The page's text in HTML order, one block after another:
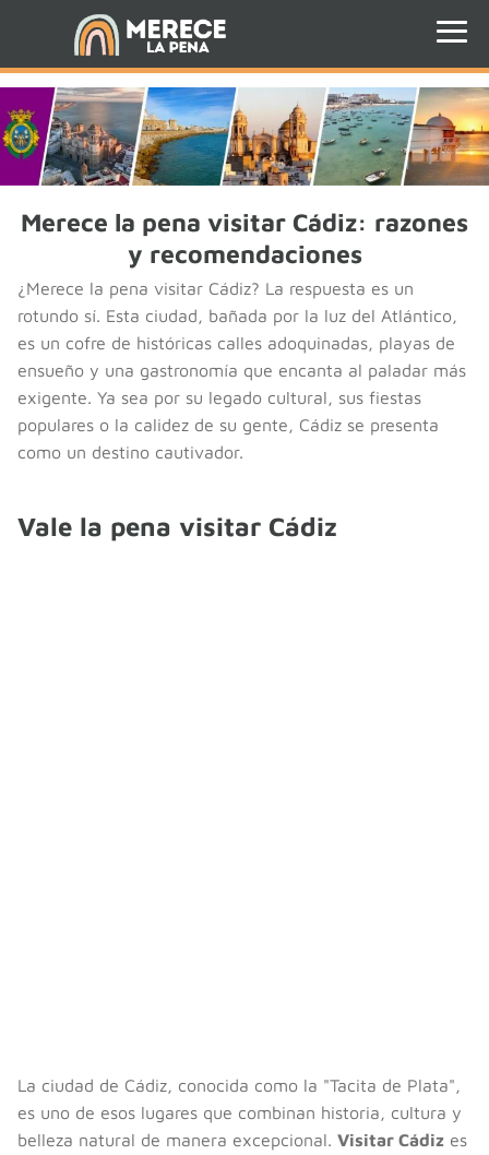
Merece la pena visitar Cádiz: razones
y recomendaciones
¿Merece la pena visitar Cádiz? La respuesta es un
rotundo sí. Esta ciudad, bañada por la luz del Atlántico,
es un cofre de históricas calles adoquinadas, playas de
ensueño y una gastronomía que encanta al paladar más
exigente. Ya sea por su legado cultural, sus fiestas
populares o la calidez de su gente, Cádiz se presenta
como un destino cautivador.
Vale la pena visitar Cádiz
La ciudad de Cádiz, conocida como la "Tacita de Plata",
es uno de esos lugares que combinan historia, cultura y
belleza natural de manera excepcional. Visitar Cádiz es